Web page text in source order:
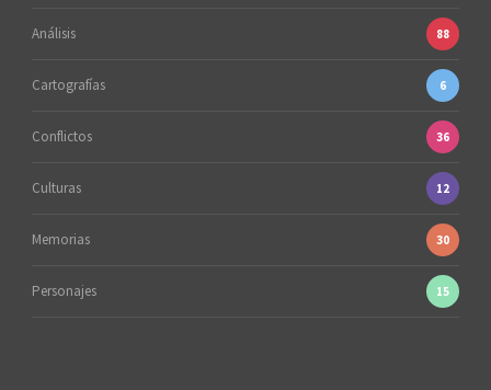
Análisis 88
Cartografías 6
Conflictos 36
Culturas 12
Memorias 30
Personajes 15